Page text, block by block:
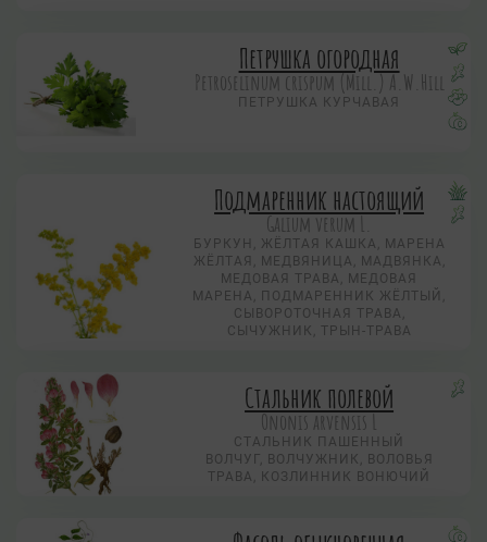
Петрушка огородная
Petroselinum crispum (Mill.) A.W.Hill
ПЕТРУШКА КУРЧАВАЯ
Подмаренник настоящий
Galium verum L.
БУРКУН, ЖЁЛТАЯ КАШКА, МАРЕНА
ЖЁЛТАЯ, МЕДВЯНИЦА, МАДВЯНКА,
МЕДОВАЯ ТРАВА, МЕДОВАЯ
МАРЕНА, ПОДМАРЕННИК ЖЁЛТЫЙ,
СЫВОРОТОЧНАЯ ТРАВА,
СЫЧУЖНИК, ТРЫН-ТРАВА
Стальник полевой
Ononis arvensis L
СТАЛЬНИК ПАШЕННЫЙ
ВОЛЧУГ, ВОЛЧУЖНИК, ВОЛОВЬЯ
ТРАВА, КОЗЛИННИК ВОНЮЧИЙ